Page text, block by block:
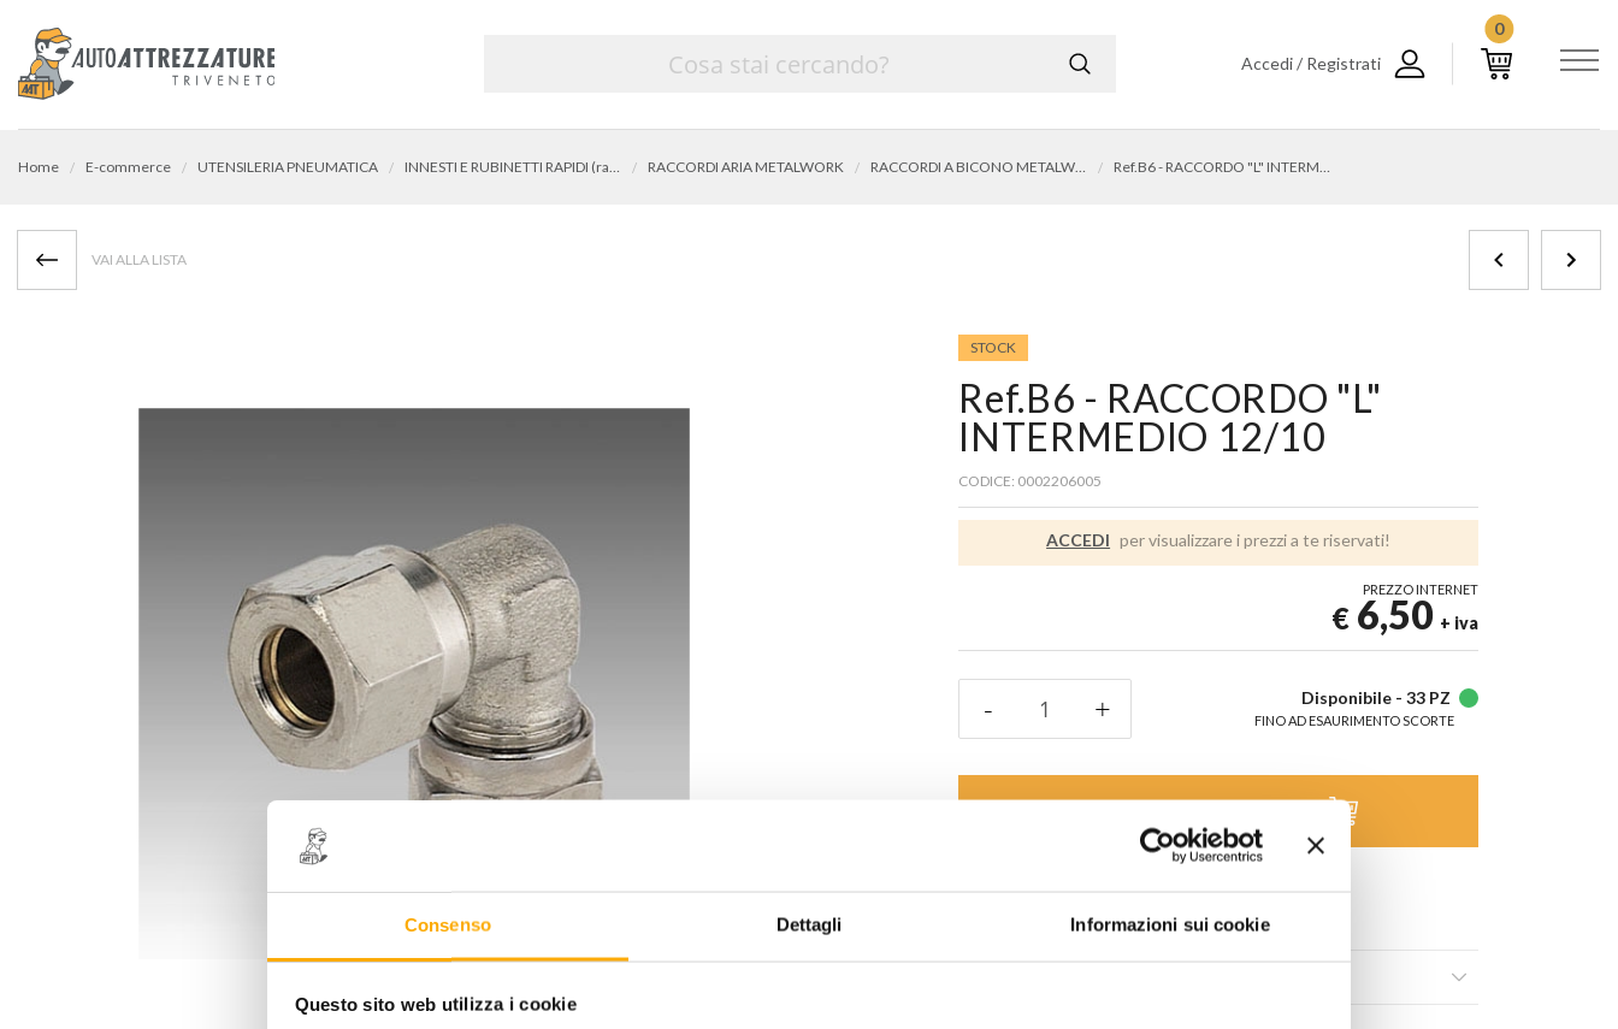
Consenso Dettagli Informazioni sui cookie
Questo sito web utilizza i cookie
Accedi / Registrati
0
Home E-commerce UTENSILERIA PNEUMATICA RACCORDI ARIA METALWORK
VAI ALLA LISTA
STOCK
Ref.B6 - RACCORDO "L"
INTERMEDIO 12/10
CODICE: 0002206005
ACCEDI per visualizzare i prezzi a te riservati!
PREZZO INTERNET
€6,50 + iva
Disponibile -33 PZ
FINO AD ESAURIMENTO SCORTE
desideri
Condividi